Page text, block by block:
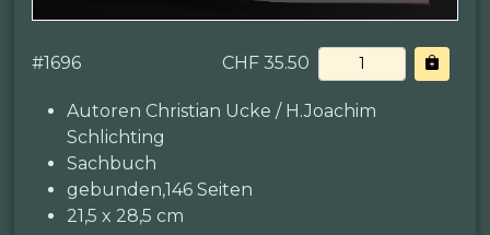
#1696 CHF 35.50
Autoren Christian Ucke / H.Joachim
Schlichting
Sachbuch
gebunden,146 Seiten
21,5 x 28,5 cm